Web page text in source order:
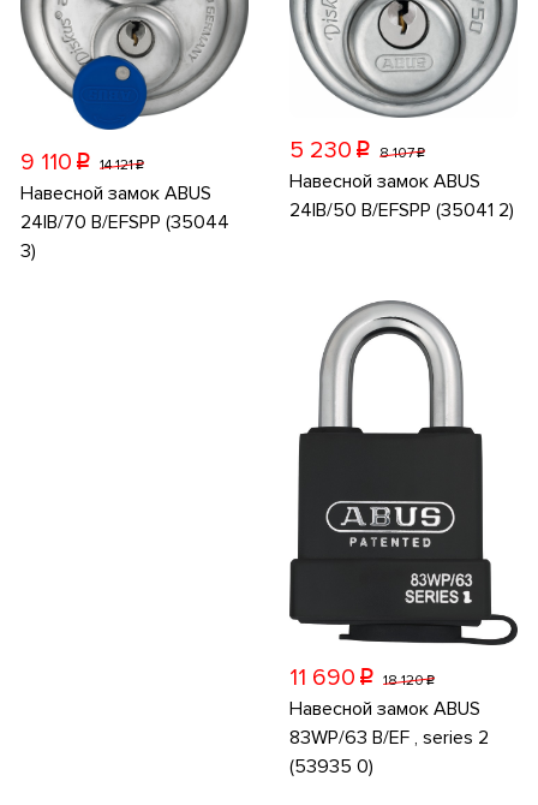
9 110 p 14 121p
Навесной замок ABUS
24IB/70 B/EFSPP (35044
3)
5 230 p 8 107p
Навесной замок ABUS
24IB/50 B/EFSPP (35041 2)
11 690 p 18 120p
Навесной замок ABUS
83WP/63 B/EF , series 2
(53935 0)